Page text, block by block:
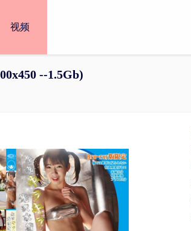
视频
--1.5Gb)